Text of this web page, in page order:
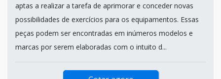
aptas a realizar a tarefa de aprimorar e conceder novas
possibilidades de exercícios para os equipamentos. Essas
peças podem ser encontradas em inúmeros modelos e
marcas por serem elaboradas com o intuito d...